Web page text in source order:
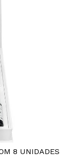
8 UNIDADES